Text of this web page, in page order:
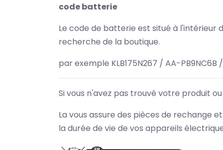
code batterie
Le code de batterie est situé à l'intérieur
recherche de la boutique.
par exemple KLB175N267 / AA-
Si vous n'avez pas trouvé votre produit
La vous assure des pièces de rechange
la durée de vie de vos appareils